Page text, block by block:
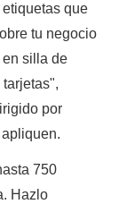
etiquetas que
tu negocio
silla de
por
750
Hazlo